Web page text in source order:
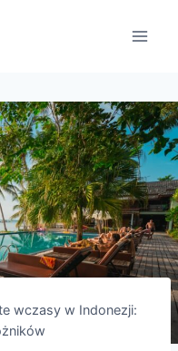
wczasy w Indonezji: